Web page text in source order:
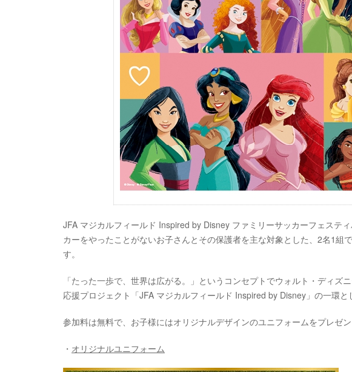
JFA マジカルフィールド Inspired by Disney ファミリーサッカーフェステ
カーをやったことがないお子さんとその保護者を主な対象とした、2名1組
す。
「たった一歩で、世界は広がる。」というコンセプトでウォルト・ディズ
応援プロジェクト「JFA マジカルフィールド Inspired by Disney」の一環と
参加料は無料で、お子様にはオリジナルデザインのユニフォームをプレゼン
・ オリジナルユニフォーム